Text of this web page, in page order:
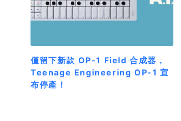
僅留下新款 OP-1 Field 合成器，
Teenage Engineering OP-1 宣
布停產！